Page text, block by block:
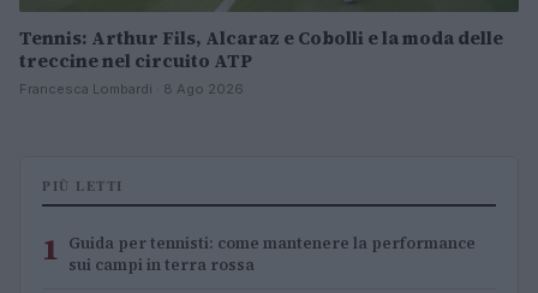
Tennis: Arthur Fils, Alcaraz e Cobolli e la moda delle
treccine nel circuito ATP
Francesca Lombardi · 8 Ago 2026
PIÙ LETTI
1 Guida per tennisti: come mantenere la performance
sui campi in terra rossa